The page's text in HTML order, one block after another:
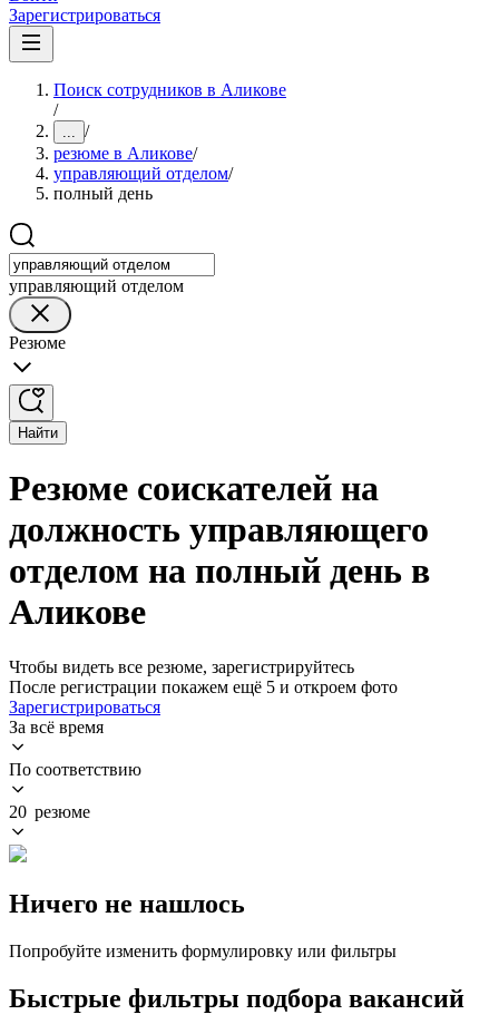
Зарегистрироваться
Поиск сотрудников в Аликове
/
... /
резюме в Аликове/
управляющий отделом/
полный день
управляющий отделом
Резюме
Найти
Резюме соискателей на
должность управляющего
отделом на полный день в
Аликове
Чтобы видеть все резюме, зарегистрируйтесь
После регистрации покажем ещё 5 и откроем фото
Зарегистрироваться
За всё время
По соответствию
20 резюме
Ничего не нашлось
Попробуйте изменить формулировку или фильтры
Быстрые фильтры подбора вакансий